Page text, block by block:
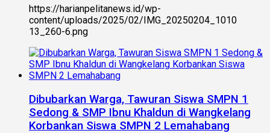
https://harianpelitanews.id/wp-
content/uploads/2025/02/IMG_20250204_1010
13_260-6.png
Dibubarkan Warga, Tawuran Siswa SMPN 1
Sedong & SMP Ibnu Khaldun di Wangkelang
Korbankan Siswa SMPN 2 Lemahabang